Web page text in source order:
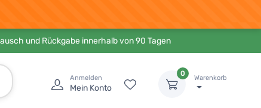
und Rückgabe innerhalb von 90 Tagen
Anmelden
Mein Konto
0
Warenkorb